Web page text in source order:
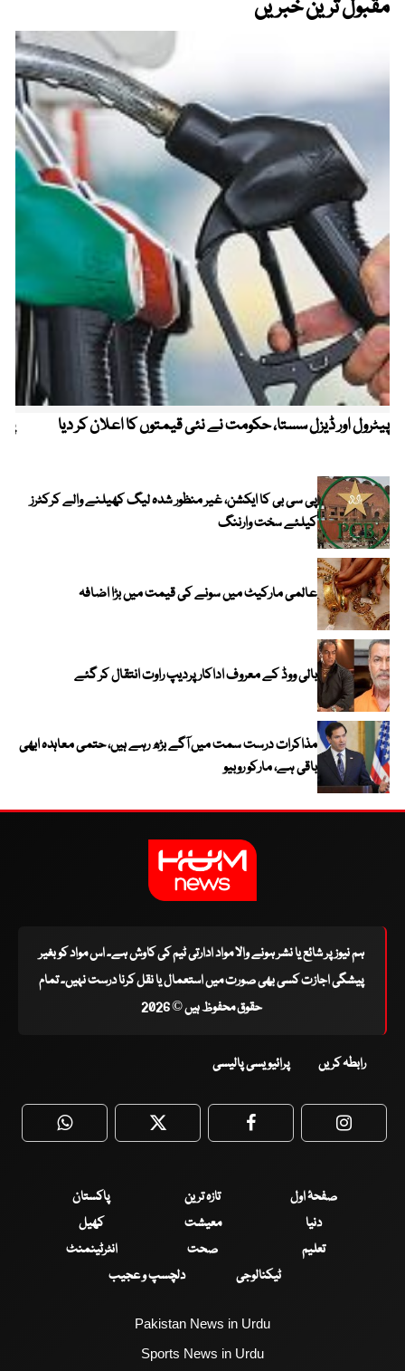
مقبول ترین خبریں
پیٹرول اور ڈیزل سستا، حکومت نے نئی قیمتوں کا اعلان کر دیا
پی سی بی کا ایکشن، غیر منظور شدہ لیگ کھیلنے والے کرکٹرز
کیلئے سخت وارننگ
عالمی مارکیٹ میں سونے کی قیمت میں بڑا اضافہ
بالی ووڈ کے معروف اداکار پردیپ راوت انتقال کر گئے
مذاکرات درست سمت میں آگے بڑھ رہے ہیں، حتمی معاہدہ ابھی
باقی ہے، مارکو روبیو
ہم نیوز پر شائع یا نشر ہونے والا مواد ادارتی ٹیم کی کاوش ہے۔ اس مواد کو بغیر
پیشگی اجازت کسی بھی صورت میں استعمال یا نقل کرنا درست نہیں۔ تمام
حقوق محفوظ ہیں © 2026
رابطہ کریں پرائیویسی پالیسی
WhatsApp Twitter Facebook
صفحۂ اول تازہ ترین
پاکستان
دنیا
معیشت
کھیل
تعلیم
صحت
انٹرٹینمنٹ
ٹیکنالوجی
دلچسپ و عجیب
Pakistan News in Urdu
Sports News in Urdu